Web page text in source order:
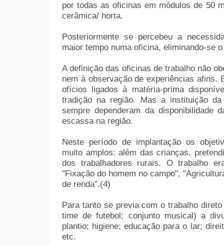
por todas as oficinas em módulos de 50
cerâmica/ horta.
Posteriormente se percebeu a
maior tempo numa oficina, eliminando-se
A definição das oficinas de trabalho não
nem à observação de experiências afins.
ofícios ligados à matéria-prima
tradição na região. Mas a instituição
sempre dependeram da disponibilidade
escassa na região.
Neste período de implantação os
muito amplos: além das crianças,
dos trabalhadores rurais. O trabalho
"Fixação do homem no campo",
de renda".(4)
Para tanto se previa com o trabalho
time de futebol; conjunto musical) a
plantio; higiene; educação para o lar;
etc.